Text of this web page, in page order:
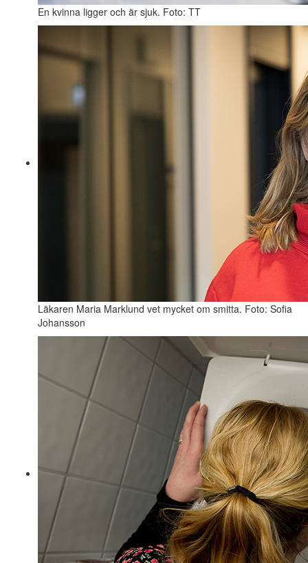
En kvinna ligger och är sjuk. Foto: TT
Läkaren Maria Marklund vet mycket om smitta. Foto: Sofia
Johansson